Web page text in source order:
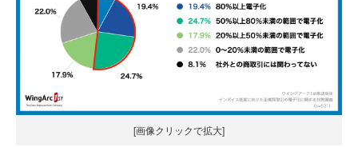
[画像クリックで拡大]